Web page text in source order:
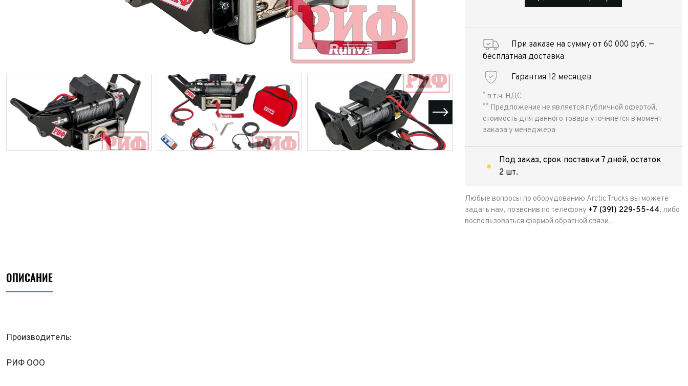
При заказе на сумму от 60 000 руб. —
бесплатная доставка
Гарантия 12 месяцев
* в т.ч. НДС
** Предложение не является публичной офертой,
стоимость для данного товара уточняется в момент
заказа у менеджера
Под заказ, срок поставки 7 дней, остаток
2 шт.
Любые вопросы по оборудованию Arctic Trucks вы можете
задать нам, позвонив по телефону +7 (391) 229-55-44, либо
воспользоваться формой обратной связи.
ОПИСАНИЕ
Производитель:
РИФ ООО